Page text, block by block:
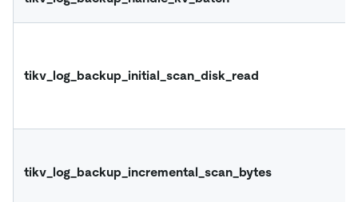
tikv_log_backup_initial_scan_disk_read
tikv_log_backup_incremental_scan_bytes